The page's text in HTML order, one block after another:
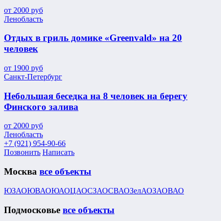
от 2000 руб
Ленобласть
Отдых в гриль домике «Greenvald» на 20
человек
от 1900 руб
Санкт-Петербург
Небольшая беседка на 8 человек на берегу
Финского залива
от 2000 руб
Ленобласть
+7 (921) 954-90-66
Позвонить Написать
Москва все объекты
ЮЗАОЮВАОЮАОЦАОСЗАОСВАОЗелАОЗАОВАО
Подмосковье все объекты